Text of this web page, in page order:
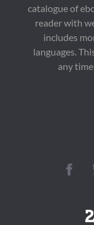
catalogue of
reader with
includes
languages.
any